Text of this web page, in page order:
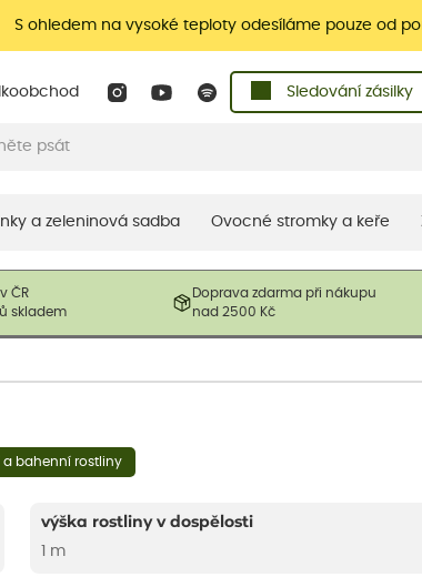
S ohledem na vysoké teploty odesíláme pouze od
Sledování zásilky
a zeleninová sadba Ovocné stromky a keře
ČR
skladem
Doprava zdarma při nákupu
nad 2500 Kč
prodávané produkty. V závislosti na sezónnosti mohou být
Rostliny mohou být také sestřiženy níže, než je uvedená
a bahenní rostliny
výška rostliny v dospělosti
1 m